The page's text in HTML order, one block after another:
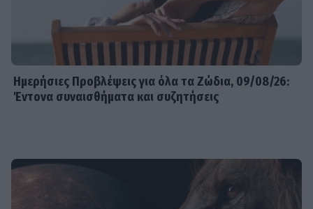
Ημερήσιες Προβλέψεις για όλα τα Ζώδια, 09/08/26:
Έντονα συναισθήματα και συζητήσεις